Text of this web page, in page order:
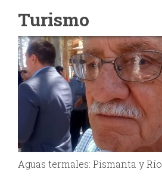
Turismo
Aguas termales: Pismanta y